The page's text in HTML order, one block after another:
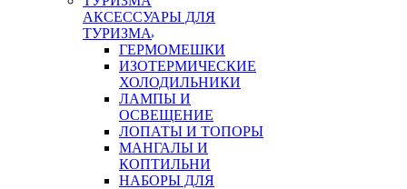
АКСЕССУАРЫ ДЛЯ
ТУРИЗМА
ГЕРМОМЕШКИ
ИЗОТЕРМИЧЕСКИЕ
ХОЛОДИЛЬНИКИ
ЛАМПЫ И
ОСВЕЩЕНИЕ
ЛОПАТЫ И ТОПОРЫ
МАНГАЛЫ И
КОПТИЛЬНИ
НАБОРЫ ДЛЯ